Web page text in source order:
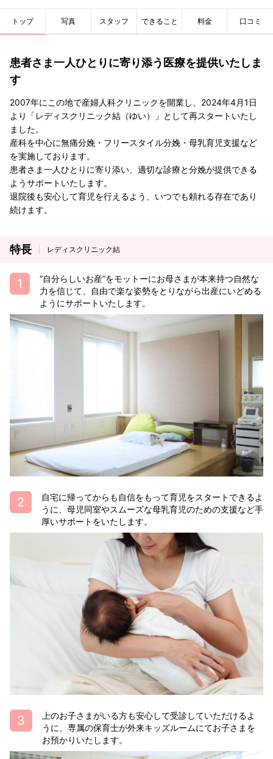
トップ 写真 スタッフ できること 料金 口コミ
患者さま一人ひとりに寄り添う医療を提供いたしま
す
2007年にこの地で産婦人科クリニックを開業し、2024年4月1日
より「レディスクリニック結（ゆい）」として再スタートいたし
ました。
産科を中心に無痛分娩・フリースタイル分娩・母乳育児支援など
を実施しております。
患者さま一人ひとりに寄り添い、適切な診療と分娩が提供できる
ようサポートいたします。
退院後も安心して育児を行えるよう、いつでも頼れる存在であり
続けます。
特長 レディスクリニック結
“自分らしいお産”をモットーにお母さまが本来持つ自然な
力を信じて、自由で楽な姿勢をとりながら出産にいどめる
ようにサポートいたします。
自宅に帰ってからも自信をもって育児をスタートできるよ
うに、母児同室やスムーズな母乳育児のための支援など手
厚いサポートをいたします。
上のお子さまがいる方も安心して受診していただけるよ
うに、専属の保育士が外来キッズルームにてお子さまを
お預かりいたします。